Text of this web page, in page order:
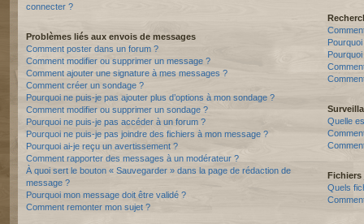
connecter ?
Problèmes liés aux envois de messages
Comment poster dans un forum ?
Comment modifier ou supprimer un message ?
Comment ajouter une signature à mes messages ?
Comment créer un sondage ?
Pourquoi ne puis-je pas ajouter plus d’options à mon sondage ?
Comment modifier ou supprimer un sondage ?
Pourquoi ne puis-je pas accéder à un forum ?
Pourquoi ne puis-je pas joindre des fichiers à mon message ?
Pourquoi ai-je reçu un avertissement ?
Comment rapporter des messages à un modérateur ?
À quoi sert le bouton « Sauvegarder » dans la page de rédaction de
message ?
Pourquoi mon message doit être validé ?
Comment remonter mon sujet ?
Quelle
Quels